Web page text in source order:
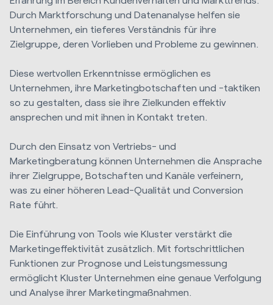
Durch Marktforschung und Datenanalyse helfen sie
Unternehmen, ein tieferes Verständnis für ihre
Zielgruppe, deren Vorlieben und Probleme zu gewinnen.
Diese wertvollen Erkenntnisse ermöglichen es
Unternehmen, ihre Marketingbotschaften und -taktiken
so zu gestalten, dass sie ihre Zielkunden effektiv
ansprechen und mit ihnen in Kontakt treten.
Durch den Einsatz von Vertriebs- und
Marketingberatung können Unternehmen die Ansprache
ihrer Zielgruppe, Botschaften und Kanäle verfeinern,
was zu einer höheren Lead-Qualität und Conversion
Rate führt.
Die Einführung von Tools wie Kluster verstärkt die
Marketingeffektivität zusätzlich. Mit fortschrittlichen
Funktionen zur Prognose und Leistungsmessung
ermöglicht Kluster Unternehmen eine genaue Verfolgung
und Analyse ihrer Marketingmaßnahmen.